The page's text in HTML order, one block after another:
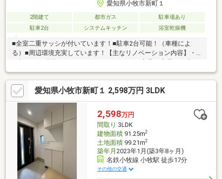
愛知県小牧市新町１
2階建て 都市ガス
駐車場あり
駐車2台
システムキッチン 浴室乾燥機
■全室二重サッシが付いています！■駐車2台可能！（車種によ
る）■周辺環境充実しています！【主なリノベーション内容】・
ーンに組込めます／／▼お電話でのご予約、ご質問・お問合せは
こちらまで▼TEL：0800-816-9995【通話無料】ニッカ不動産へ！
～空家につき即日のご案内も可能！～お気兼ねなくお問合せくだ
さいませ。住宅ローンやリフォームのご相談も承ります！
愛知県小牧市新町１ 2,598万円 3LDK
2,598万円
間取り 3LDK
建物面積91.25m2
土地面積99.21m2
築年月 2023年1月(築3年8ヶ月)
名鉄小牧線 小牧駅 徒歩17分
その他の交通